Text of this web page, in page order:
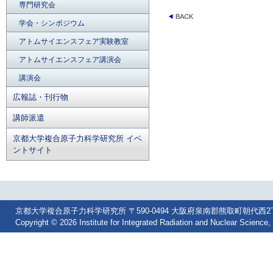
専門研究会
学会・シンポジウム
アトムサイエンスフェア実験教室
アトムサイエンスフェア講演会
講演会
広報誌・刊行物
講師派遣
京都大学複合原子力科学研究所 イベ
ントサイト
京都大学複合原子力科学研究所 〒590-0494 大阪府泉南郡熊取町朝代西
Copyright © 2026 Institute for Integrated Radiation and Nuclear